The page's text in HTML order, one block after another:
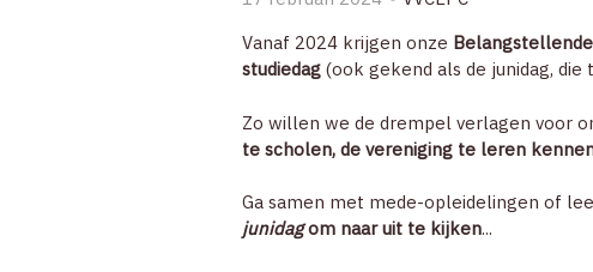
Vanaf 2024 krijgen onze
studiedag (ook gekend als de junidag,
Zo willen we de drempel verlagen voor
te scholen, de vereniging te leren
Ga samen met mede-opleidelingen of
junidagom naar uit te kijken...